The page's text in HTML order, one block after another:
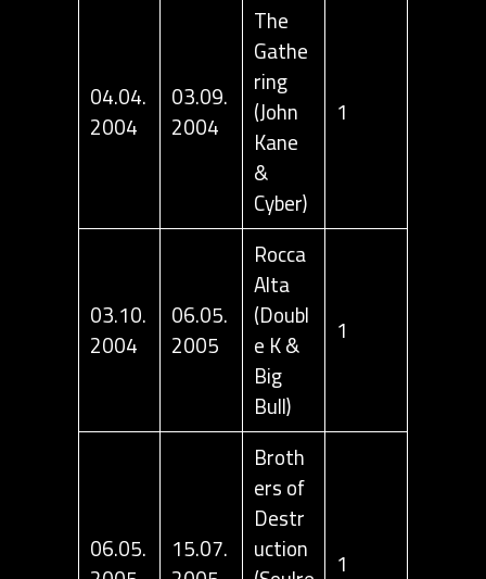
04.04.
2004
03.09.
2004
The
Gathe
ring
(John
Kane
&
Cyber)
1
03.10.
2004
06.05.
2005
Rocca
Alta
(Doubl
e K &
Big
Bull)
1
06.05. 15.07.
Broth
ers of
Destr
uction 1